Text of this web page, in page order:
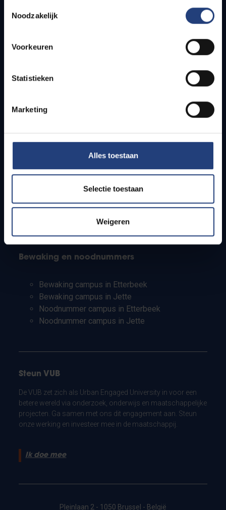
Noodzakelijk
Voorkeuren
Statistieken
Marketing
Alles toestaan
Selectie toestaan
Weigeren
Snel naar
Bereikbaarheid
Studenten
PhD-studenten
Leerkrachten en secundaire scholen
Bewaking en noodnummers
Bewaking campus in Etterbeek
Bewaking campus in Jette
Noodnummer campus in Etterbeek
Noodnummer campus in Jette
Steun VUB
De VUB zet zich als Urban Engaged University in voor een
betere wereld via onderzoek, onderwijs en maatschappelijke
projecten. Ga samen met ons dit engagement aan. Steun
onze werking en investeer mee in de maatschappij.
Ik doe mee
Pleinlaan 2 - 1050 Brussel - België